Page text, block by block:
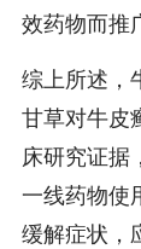
效药物而推
综上所述，
甘草对牛皮
床研究证据
一线药物使
缓解症状，